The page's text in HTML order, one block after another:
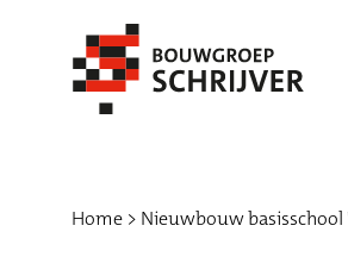
Home Nieuwbouw basisschool